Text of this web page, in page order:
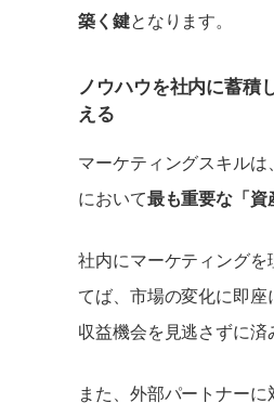
築く鍵となります。
ノウハウを社内に蓄積
える
マーケティングスキルは
において最も重要な「資
社内にマーケティング
てば、市場の変化に即座
収益機会を見逃さずに済
また、外部パートナー